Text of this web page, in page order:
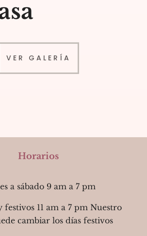
VER GALERÍA
Horarios
a sábado 9 am a 7 pm
festivos 11 am a 7 pm Nuestro
cambiar los días festivos